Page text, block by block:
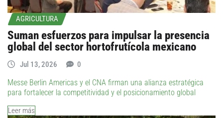
AGRICULTURA
Suman esfuerzos para impulsar la presencia
global del sector hortofrutícola mexicano
Jul 13, 2026 0
Messe Berlin Americas y el CNA firman una alianza estratégica
para fortalecer la competitividad y el posicionamiento global
Leer más